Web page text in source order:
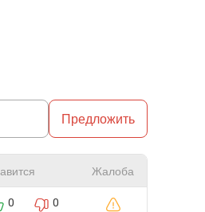
Предложить
Жалоба
0 0